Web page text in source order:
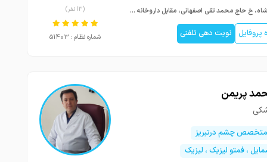
کرمانشاه، خ حاج محمد تقی اصفهانی، مقابل داروخانه دکتر نوری ، ساختمان نوری
نوبت دهی تلفنی
(13 نفر)
شماره نظام : 51403
پریمن
متخصص چشم درتبریز
، فمتو لیزیک ، لیزیک